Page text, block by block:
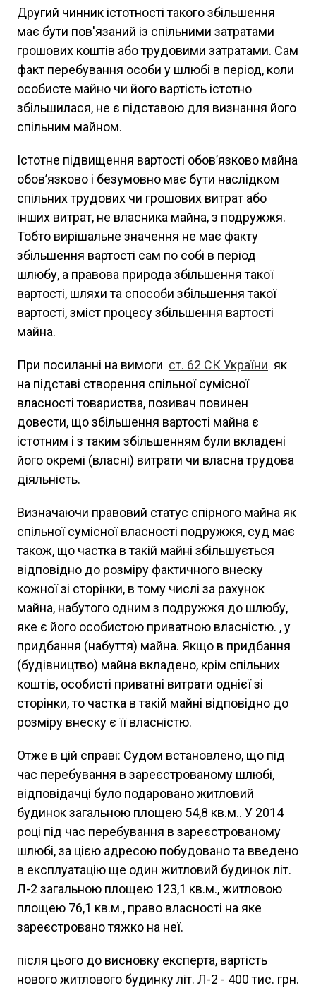
Другий чинник істотності такого збільшення
має бути пов'язаний із спільними затратами
грошових коштів або трудовими затратами. Сам
факт перебування особи у шлюбі в період, коли
особисте майно чи його вартість істотно
збільшилася, не є підставою для визнання його
спільним майном.
Істотне підвищення вартості обов’язково майна
обов’язково і безумовно має бути наслідком
спільних трудових чи грошових витрат або
інших витрат, не власника майна, з подружжя.
Тобто вирішальне значення не має факту
збільшення вартості сам по собі в період
шлюбу, а правова природа збільшення такої
вартості, шляхи та способи збільшення такої
вартості, зміст процесу збільшення вартості
майна.
При посиланні на вимоги ст. 62 СК України як
на підставі створення спільної сумісної
власності товариства, позивач повинен
довести, що збільшення вартості майна є
істотним і з таким збільшенням були вкладені
його окремі (власні) витрати чи власна трудова
діяльність.
Визначаючи правовий статус спірного майна як
спільної сумісної власності подружжя, суд має
також, що частка в такій майні збільшується
відповідно до розміру фактичного внеску
кожної зі сторінки, в тому числі за рахунок
майна, набутого одним з подружжя до шлюбу,
яке є його особистою приватною власністю. , у
придбання (набуття) майна. Якщо в придбання
(будівництво) майна вкладено, крім спільних
коштів, особисті приватні витрати однієї зі
сторінки, то частка в такій майні відповідно до
розміру внеску є її власністю.
Отже в цій справі: Судом встановлено, що під
час перебування в зареєстрованому шлюбі,
відповідачці було подаровано житловий
будинок загальною площею 54,8 кв.м.. У 2014
році під час перебування в зареєстрованому
шлюбі, за цією адресою побудовано та введено
в експлуатацію ще один житловий будинок літ.
Л-2 загальною площею 123,1 кв.м., житловою
площею 76,1 кв.м., право власності на яке
зареєстровано тяжко на неї.
після цього до висновку експерта, вартість
нового житлового будинку літ. Л-2 - 400 тис. грн.